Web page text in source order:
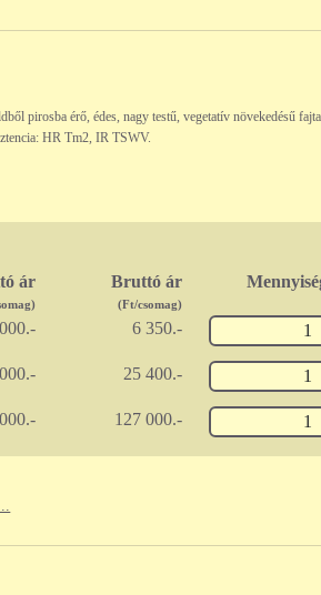
pirosba érő, édes, nagy testű, vegetatív növekedésű
HR Tm2, IR TSWV.
ár Bruttó ár
(Ft/csomag)
6 350.-
25 400.-
127 000.-